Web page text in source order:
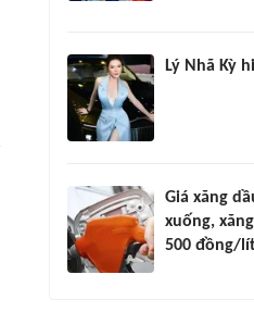
Lý Nhã Kỳ
Giá xăng
xuống,
500 đồng/